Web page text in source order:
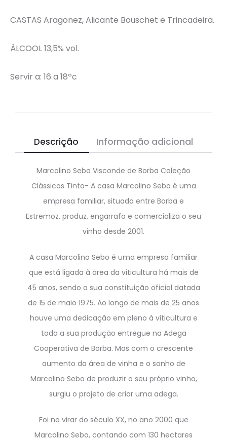
CASTAS Aragonez, Alicante Bouschet e Trincadeira.
ÁLCOOL 13,5% vol.
Servir a: 16 a 18ºc
Descrição Informação adicional
Marcolino Sebo Visconde de Borba Coleção
Clássicos Tinto- A casa Marcolino Sebo é uma
empresa familiar, situada entre Borba e
Estremoz, produz, engarrafa e comercializa o seu
vinho desde 2001.
A casa Marcolino Sebo é uma empresa familiar
que está ligada à área da viticultura há mais de
45 anos, sendo a sua constituição oficial datada
de 15 de maio 1975. Ao longo de mais de 25 anos
houve uma dedicação em pleno à viticultura e
toda a sua produção entregue na Adega
Cooperativa de Borba. Mas com o crescente
aumento da área de vinha e o sonho de
Marcolino Sebo de produzir o seu próprio vinho,
surgiu o projeto de criar uma adega.
Foi no virar do século XX, no ano 2000 que
Marcolino Sebo, contando com 130 hectares